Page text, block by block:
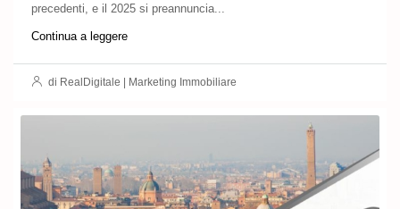
precedenti, e il 2025 si preannuncia...
Continua a leggere
di RealDigitale | Marketing Immobiliare